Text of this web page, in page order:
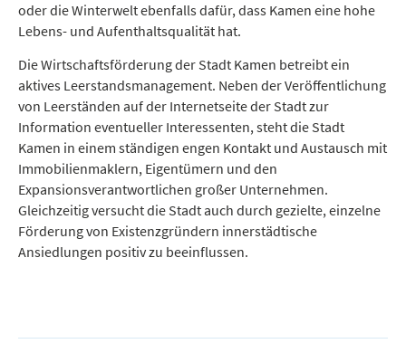
oder die Winterwelt ebenfalls dafür, dass Kamen eine hohe
Lebens- und Aufenthaltsqualität hat.
Die Wirtschaftsförderung der Stadt Kamen betreibt ein
aktives Leerstandsmanagement. Neben der Veröffentlichung
von Leerständen auf der Internetseite der Stadt zur
Information eventueller Interessenten, steht die Stadt
Kamen in einem ständigen engen Kontakt und Austausch mit
Immobilienmaklern, Eigentümern und den
Expansionsverantwortlichen großer Unternehmen.
Gleichzeitig versucht die Stadt auch durch gezielte, einzelne
Förderung von Existenzgründern innerstädtische
Ansiedlungen positiv zu beeinflussen.